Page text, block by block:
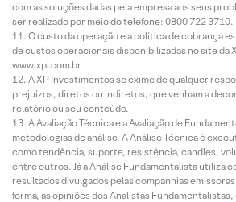
com as soluções dadas pela empresa aos seus
ser realizado por meio do telefone: 0800 722 3710.
O custo da operação e a política de cobrança
de custos operacionais disponibilizadas no site da
www.xpi.com.br.
A XP Investimentos se exime de qualquer
prejuízos, diretos ou indiretos, que venham a
relatório ou seu conteúdo.
A Avaliação Técnica e a Avaliação de
metodologias de análise. A Análise Técnica é
como tendência, suporte, resistência, candles,
entre outros. Já a Análise Fundamentalista utiliza
resultados divulgados pelas companhias
forma, as opiniões dos Analistas